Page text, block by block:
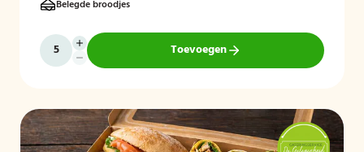
Belegde broodjes
Toevoegen